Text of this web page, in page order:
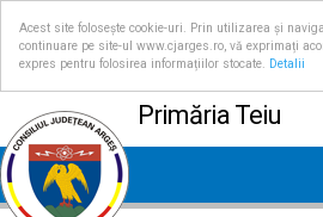
Acest site folosește cookie-uri. Prin utilizarea și
continuare pe site-ul www.cjarges.ro, vă exprimați
expres pentru folosirea informațiilor stocate.
Detalii
Primăria Teiu